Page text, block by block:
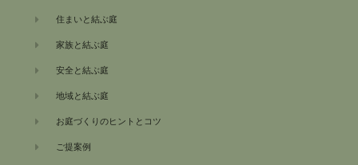
住まいと結ぶ庭
家族と結ぶ庭
安全と結ぶ庭
地域と結ぶ庭
お庭づくりのヒントとコツ
ご提案例